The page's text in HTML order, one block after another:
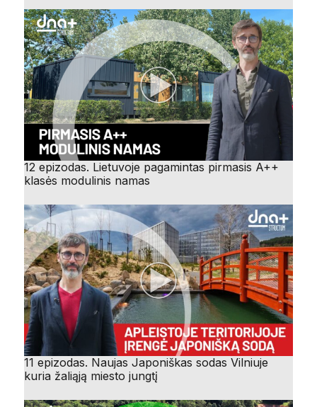
12 epizodas. Lietuvoje pagamintas pirmasis A++
klasės modulinis namas
11 epizodas. Naujas Japoniškas sodas Vilniuje
kuria žaliąją miesto jungtį